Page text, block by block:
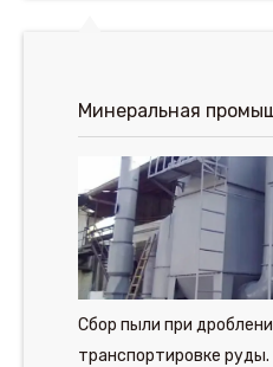
Минеральная
Сбор пыли при
транспортировке руды.